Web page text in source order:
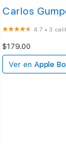
Carlos
4.7 •3
$179.00
Ver en Apple